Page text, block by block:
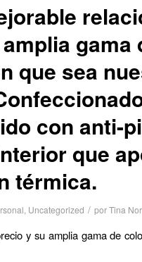
gama
que sea
con anti-
que
térmica.
, Uncategorized / porTina
y su amplia gama de